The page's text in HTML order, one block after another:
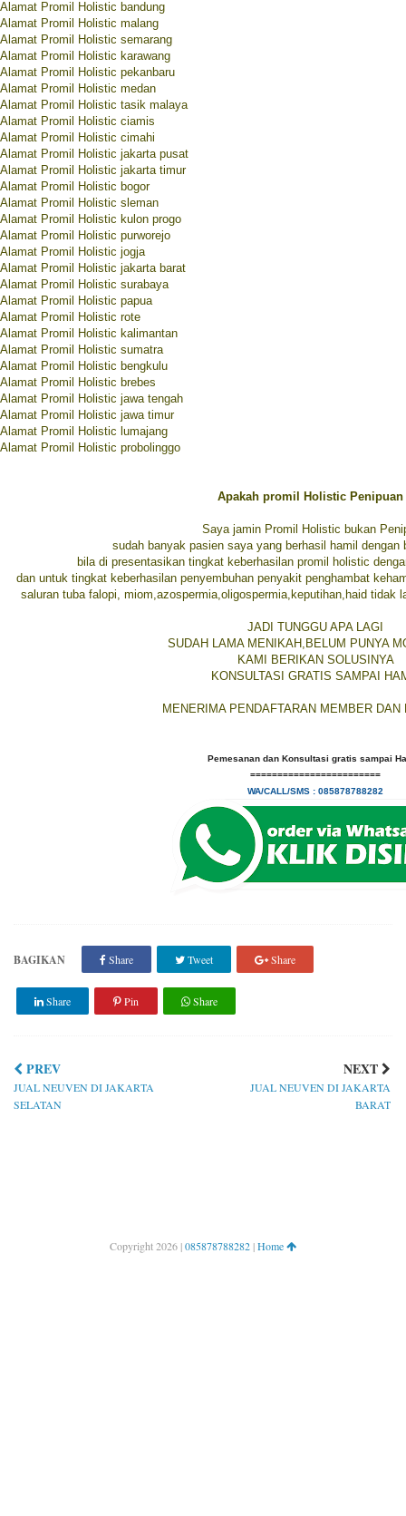
Alamat Promil Holistic bandung
Alamat Promil Holistic malang
Alamat Promil Holistic semarang
Alamat Promil Holistic karawang
Alamat Promil Holistic pekanbaru
Alamat Promil Holistic medan
Alamat Promil Holistic tasik malaya
Alamat Promil Holistic ciamis
Alamat Promil Holistic cimahi
Alamat Promil Holistic jakarta pusat
Alamat Promil Holistic jakarta timur
Alamat Promil Holistic bogor
Alamat Promil Holistic sleman
Alamat Promil Holistic kulon progo
Alamat Promil Holistic purworejo
Alamat Promil Holistic jogja
Alamat Promil Holistic jakarta barat
Alamat Promil Holistic surabaya
Alamat Promil Holistic papua
Alamat Promil Holistic rote
Alamat Promil Holistic kalimantan
Alamat Promil Holistic sumatra
Alamat Promil Holistic bengkulu
Alamat Promil Holistic brebes
Alamat Promil Holistic jawa tengah
Alamat Promil Holistic jawa timur
Alamat Promil Holistic lumajang
Alamat Promil Holistic probolinggo
Apakah promil Holistic Penipuan
Saya jamin Promil Holistic bukan
sudah banyak pasien saya yang berhasil hamil dengan
bila di presentasikan tingkat keberhasilan promil holistic
dan untuk tingkat keberhasilan penyembuhan penyakit penghambat
saluran tuba falopi, miom,azospermia,oligospermia,keputihan,haid tidak
JADI TUNGGU APA LAGI
SUDAH LAMA MENIKAH,BELUM PUNYA
KAMI BERIKAN SOLUSINYA
KONSULTASI GRATIS SAMPAI
MENERIMA PENDAFTARAN MEMBER
Pemesanan dan Konsultasi gratis sampai
========================
WA/CALL/SMS : 085878788282
BAGIKAN Share Tweet Share
Share Pin Share
PREV
JUAL NEUVEN DI JAKARTA
SELATAN
NEXT
JUAL NEUVEN DI JAKARTA
BARAT
Copyright2026 |085878788282 |Home